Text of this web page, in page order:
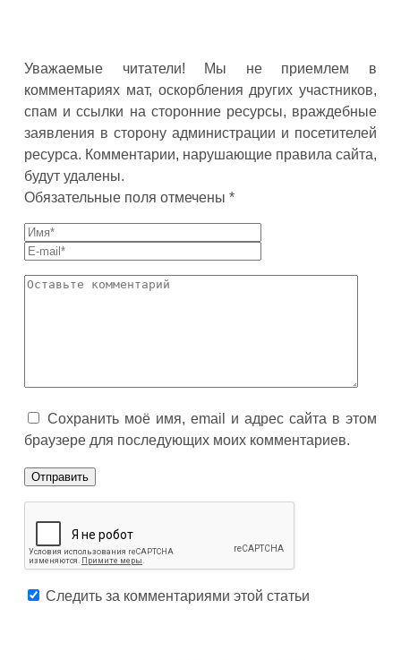
Уважаемые читатели! Мы не приемлем в
комментариях мат, оскорбления других участников,
спам и ссылки на сторонние ресурсы, враждебные
заявления в сторону администрации и посетителей
ресурса. Комментарии, нарушающие правила сайта,
будут удалены.
Обязательные поля отмечены *
Сохранить моё имя, email и адрес сайта в этом
браузере для последующих моих комментариев.
Следить за комментариями этой статьи